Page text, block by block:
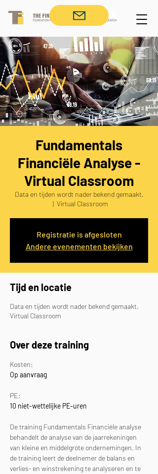
Fundamentals
Financiële Analyse -
Virtual Classroom
Data en tijden wordt nader bekend gemaakt.
  |
Virtual Classroom
Registratie is afgesloten
Andere evenementen bekijken
Tijd en locatie
Data en tijden wordt nader bekend gemaakt.
Virtual Classroom
Over deze training
Kosten:
Op aanvraag
PE:
10 niet-wettelijke PE-uren
De training Fundamentals Financiële analyse
behandelt de analyse van de jaarrekeningen
van kleine en middelgrote ondernemingen. In
de training leert de deelnemer de balans en
verlies- en winstrekening te analyseren en te